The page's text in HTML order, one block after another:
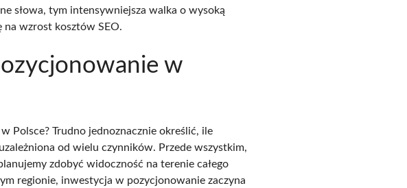
słowa, tym intensywniejsza walka o wysoką
na wzrost kosztów SEO.
w
Polsce? Trudno jednoznacznie określić, ile
od wielu czynników. Przede wszystkim,
zdobyć widoczność na terenie całego
regionie, inwestycja w pozycjonowanie zaczyna